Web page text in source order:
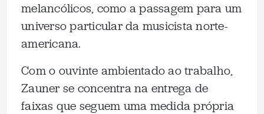
melancólicos, como a passagem para um
universo particular da musicista norte-
americana.
Com o ouvinte ambientado ao trabalho,
Zauner se concentra na entrega de
faixas que seguem uma medida própria